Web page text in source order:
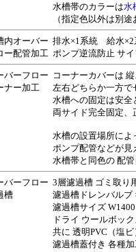
水槽帯のカラーは水
（指定色以外は別
内オーバー
ー配管加工
排水×1系統 給水
ポンプ逆流防止 サ
バーフロー
ナー加工
コーナーカバーは
左右どちらか一方で
水槽への固定は安全
両サイド完全固定、
水槽の設置場所によ
ポンプ配管などが見
水槽帯と同色の 配
バーフロー
槽
3層濾過槽 ゴミ取り
濾過槽ドレンバルブ
濾過槽サイズ
ドライ ウールボッ
共に 透明PVC（塩ビ
濾過槽蓋付き 各種